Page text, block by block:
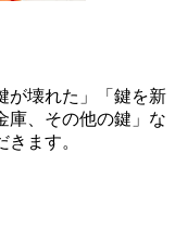
が壊れた」「鍵を新
庫、その他の鍵」な
ます。